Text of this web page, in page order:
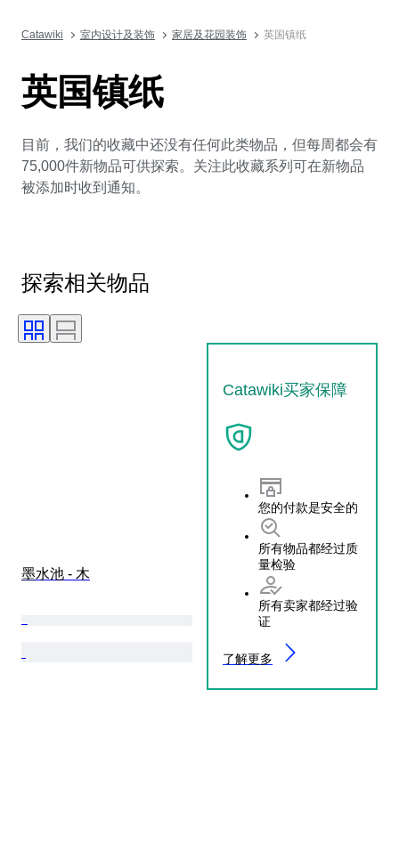
Catawiki 室内设计及装饰 家居及花园装饰 英国镇纸
英国镇纸
目前，我们的收藏中还没有任何此类物品，但每周都会有
75,000件新物品可供探索。关注此收藏系列可在新物品
被添加时收到通知。
探索相关物品
Catawiki买家保障
您的付款是安全的
所有物品都经过质
量检验
所有卖家都经过验
证
了解更多
墨水池 - 木